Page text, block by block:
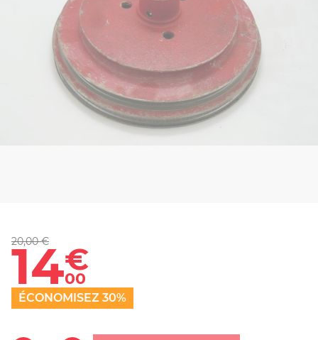
20,00 €
14€
00
ÉCONOMISEZ 30%